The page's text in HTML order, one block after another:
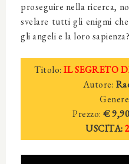
proseguire nella ricerca,
svelare tutti gli enigmi
gli angeli e la loro sapienza?
Titolo: IL SEGRETO
Autore:
Prezzo: €
USCITA: